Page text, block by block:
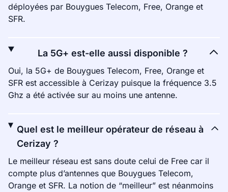
déployées par Bouygues Telecom, Free, Orange et
SFR.
La 5G+ est-elle aussi disponible ?
Oui, la 5G+ de Bouygues Telecom, Free, Orange et
SFR est accessible à Cerizay puisque la fréquence 3.5
Ghz a été activée sur au moins une antenne.
Quel est le meilleur opérateur de réseau à
Cerizay ?
Le meilleur réseau est sans doute celui de Free car il
compte plus d’antennes que Bouygues Telecom,
Orange et SFR. La notion de “meilleur” est néanmoins